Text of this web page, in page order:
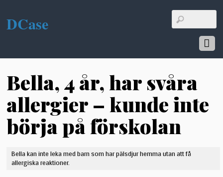
DCase
Bella, 4 år, har svåra
allergier – kunde inte
börja på förskolan
Bella kan inte leka med barn som har pälsdjur hemma utan att få
allergiska reaktioner.